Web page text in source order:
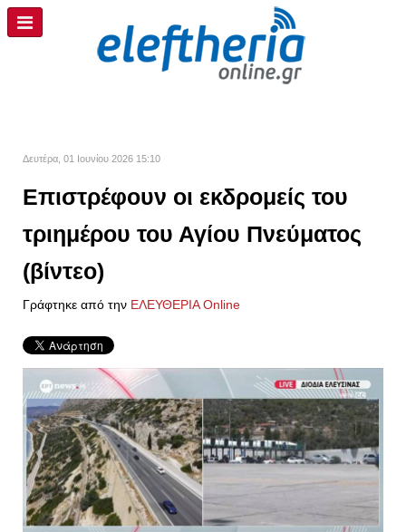
Δευτέρα, 01 Ιουνίου 2026 15:10
Επιστρέφουν οι εκδρομείς του
τριημέρου του Αγίου Πνεύματος
(βίντεο)
Γράφτηκε από την ΕΛΕΥΘΕΡΙΑ Online